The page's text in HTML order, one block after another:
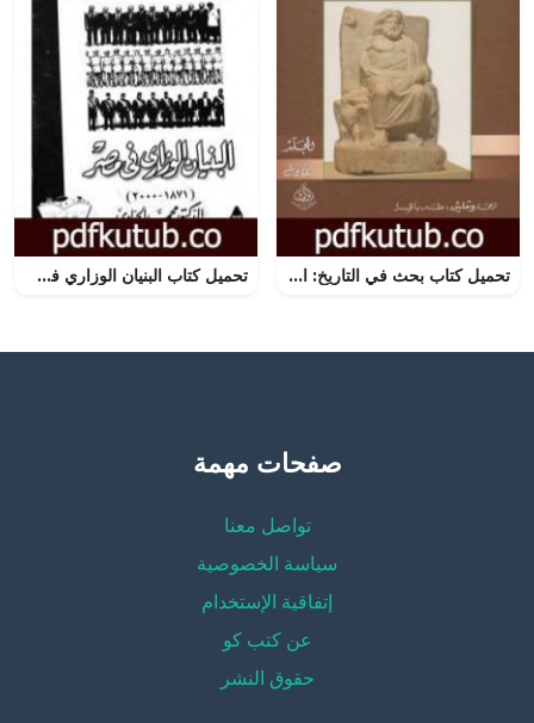
تحميل كتاب بحث في التاريخ: الجزء الأول PDF تأليف أرنولد توينبي مجانا [كامل] تحميل كتاب البنيان الوزاري في مصر 1878 – 2000 – نسخة أخرى PDF تأليف محمد الجوادي مجانا [كامل]
صفحات مهمة
تواصل معنا
سياسة الخصوصية
إتفاقية الإستخدام
عن كتب كو
حقوق النشر